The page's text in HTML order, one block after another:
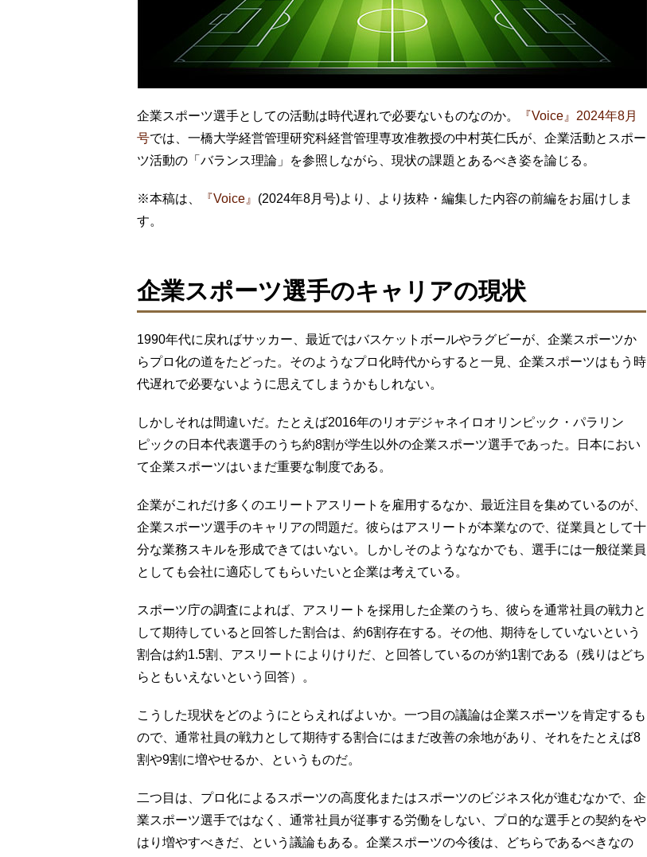
企業スポーツ選手としての活動は時代遅れで必要ないものなのか。
『Voice』2024年8月
号では、一橋大学経営管理研究科経営管理専攻准教授の中村英仁氏が、企業活動とスポー
ツ活動の「バランス理論」を参照しながら、現状の課題とあるべき姿を論じる。
※本稿は、 『Voice』 (2024年8月号)より、より抜粋・編集した内容の前編をお届けしま
す。
企業スポーツ選手のキャリアの現状
1990年代に戻ればサッカー、最近ではバスケットボールやラグビーが、企業スポーツか
らプロ化の道をたどった。そのようなプロ化時代からすると一見、企業スポーツはもう時
代遅れで必要ないように思えてしまうかもしれない。
しかしそれは間違いだ。たとえば2016年のリオデジャネイロオリンピック・パラリン
ピックの日本代表選手のうち約8割が学生以外の企業スポーツ選手であった。日本におい
て企業スポーツはいまだ重要な制度である。
企業がこれだけ多くのエリートアスリートを雇用するなか、最近注目を集めているのが、
企業スポーツ選手のキャリアの問題だ。彼らはアスリートが本業なので、従業員として十
分な業務スキルを形成できてはいない。しかしそのようななかでも、選手には一般従業員
としても会社に適応してもらいたいと企業は考えている。
スポーツ庁の調査によれば、アスリートを採用した企業のうち、彼らを通常社員の戦力と
して期待していると回答した割合は、約6割存在する。その他、期待をしていないという
割合は約1.5割、アスリートによりけりだ、と回答しているのが約1割である（残りはどち
らともいえないという回答）。
こうした現状をどのようにとらえればよいか。一つ目の議論は企業スポーツを肯定するも
ので、通常社員の戦力として期待する割合にはまだ改善の余地があり、それをたとえば8
割や9割に増やせるか、というものだ。
二つ目は、プロ化によるスポーツの高度化またはスポーツのビジネス化が進むなかで、企
業スポーツ選手ではなく、通常社員が従事する労働をしない、プロ的な選手との契約をや
はり増やすべきだ、という議論もある。企業スポーツの今後は、どちらであるべきなの